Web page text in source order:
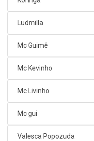
Ludmilla
Mc Guimê
Mc Kevinho
Mc Livinho
Mc gui
Valesca Popozuda